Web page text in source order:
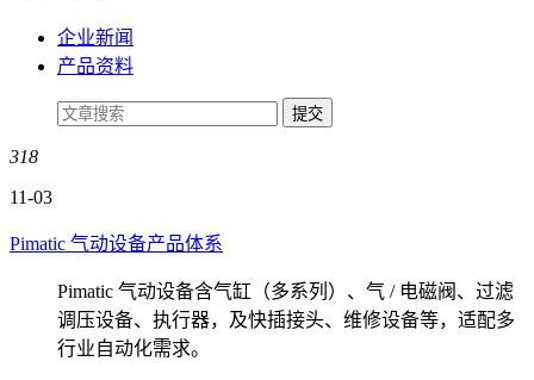
企业新闻
产品资料
318
11-03
Pimatic 气动设备产品体系
Pimatic 气动设备含气缸（多系列）、气 / 电磁阀、过滤
调压设备、执行器，及快插接头、维修设备等，适配多
行业自动化需求。